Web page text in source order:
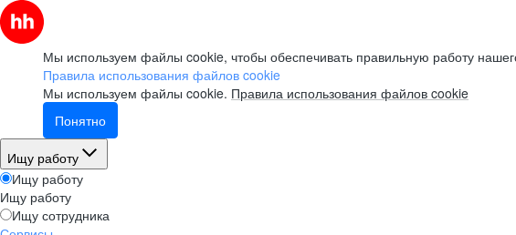
Мы используем файлы cookie, чтобы обеспечивать правильную работу
Правила использования файлов cookie
Мы используем файлы cookie. Правила использования файлов cookie
Понятно
Ищу работу
Ищу работу
Ищу работу
Ищу сотрудника